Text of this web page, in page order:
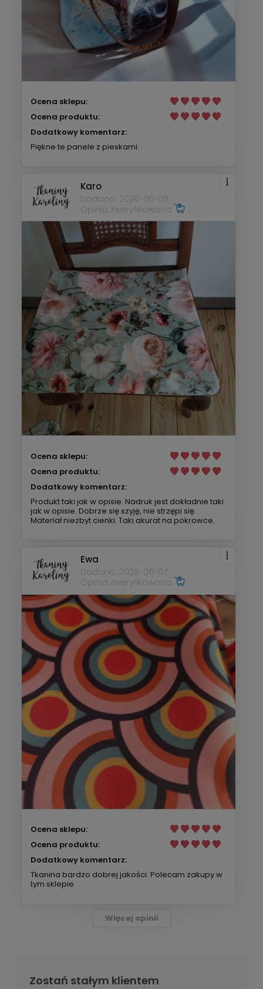
Ocena sklepu:
Ocena produktu:
Dodatkowy komentarz:
Piękne te panele z pieskami.
Karo
Dodano: 2026-06-08
Opinia zweryfikowana
Ocena sklepu:
Ocena produktu:
Dodatkowy komentarz:
Produkt taki jak w opisie. Nadruk jest dokładnie taki
jak w opisie. Dobrze się szyję, nie strzępi się.
Materiał niezbyt cienki. Taki akurat na pokrowce.
Ewa
Dodano: 2026-06-07
Opinia zweryfikowana
Ocena sklepu:
Ocena produktu:
Dodatkowy komentarz:
Tkanina bardzo dobrej jakości. Polecam zakupy w
tym sklepie
Więcej opinii
Zostań stałym klientem